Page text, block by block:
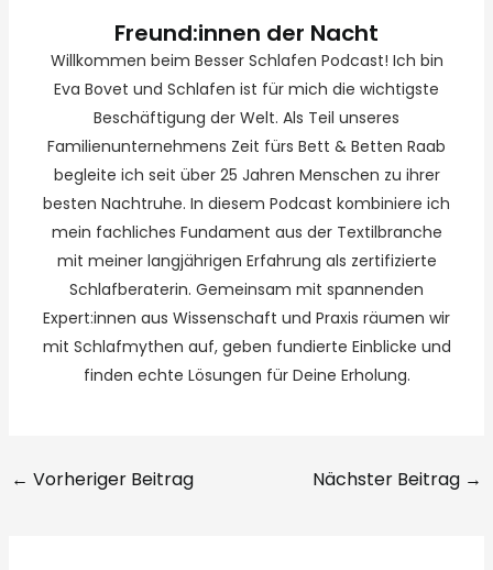
Freund:innen der Nacht
Willkommen beim Besser Schlafen Podcast! Ich bin
Eva Bovet und Schlafen ist für mich die wichtigste
Beschäftigung der Welt. Als Teil unseres
Familienunternehmens Zeit fürs Bett & Betten Raab
begleite ich seit über 25 Jahren Menschen zu ihrer
besten Nachtruhe. In diesem Podcast kombiniere ich
mein fachliches Fundament aus der Textilbranche
mit meiner langjährigen Erfahrung als zertifizierte
Schlafberaterin. Gemeinsam mit spannenden
Expert:innen aus Wissenschaft und Praxis räumen wir
mit Schlafmythen auf, geben fundierte Einblicke und
finden echte Lösungen für Deine Erholung.
← Vorheriger Beitrag Nächster Beitrag →